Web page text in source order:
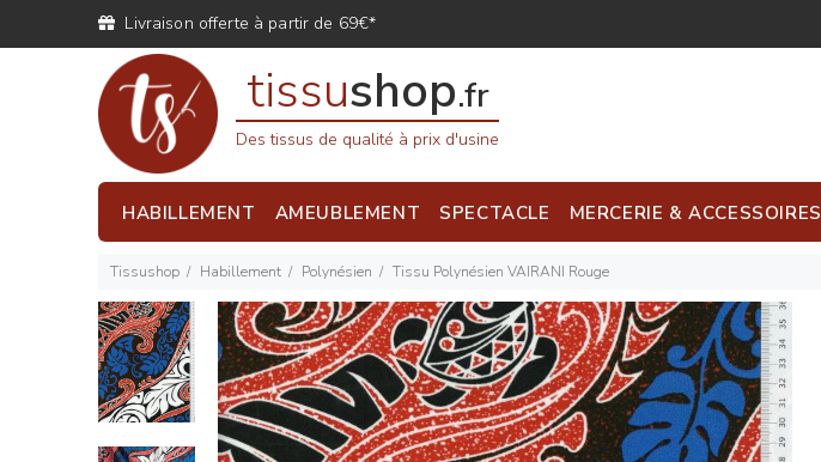
Livraison offerte à partir de 69€*
tissushop.fr
Des tissus de qualité à prix d'usine
HABILLEMENT AMEUBLEMENT SPECTACLE MERCERIE & ACCESSOIRES
Tissushop Habillement Polynésien Tissu Polynésien VAIRANI Rouge